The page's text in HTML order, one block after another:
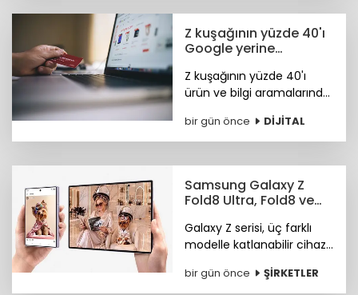
Z kuşağının yüzde 40'ı
Google yerine
yapıyor
Z kuşağının yüzde 40'ı
ürün ve bilgi aramalarında
Araştırma ayrıca
Instagram ve TikTok'un
önde olduğunu öne
çıkardı.
bir gün önce DİJİTAL
Samsung Galaxy Z
Fold8 Ultra, Fold8 ve
marketlerde
Galaxy Z serisi, üç farklı
modelle katlanabilir cihaz
sayfa açıyor.
bir gün önce ŞİRKETLER